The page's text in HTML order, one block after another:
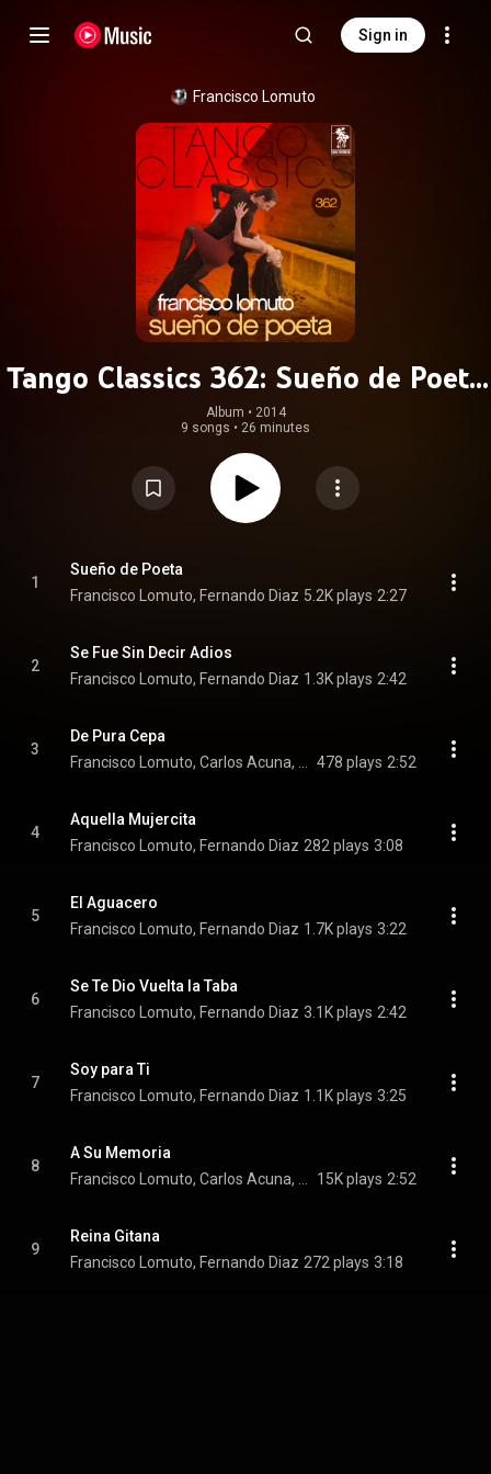
Sign in
Francisco Lomuto
Tango Classics 362: Sueño de Poeta
(Historical Recordings)
Album • 2014
9 songs • 26 minutes
1
Sueño de Poeta
Francisco Lomuto, Fernando Diaz 5.2K plays 2:27
2
Se Fue Sin Decir Adios
Francisco Lomuto, Fernando Diaz 1.3K plays 2:42
3
De Pura Cepa
478 plays 2:52
4
Aquella Mujercita
Francisco Lomuto, Fernando Diaz 282 plays 3:08
5
El Aguacero
Francisco Lomuto, Fernando Diaz 1.7K plays 3:22
6
Se Te Dio Vuelta la Taba
Francisco Lomuto, Fernando Diaz 3.1K plays 2:42
7
Soy para Ti
Francisco Lomuto, Fernando Diaz 1.1K plays 3:25
8
A Su Memoria
15K plays 2:52
9
Reina Gitana
Francisco Lomuto, Fernando Diaz 272 plays 3:18